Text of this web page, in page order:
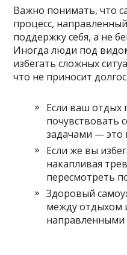
Важно понимать, что
процесс,
поддержку себя, а не
Иногда люди под
избегать сложных
что не приносит
Если ваш отдых
почувствовать
задачами — это
Если же вы
накапливая
пересмотреть
Здоровый
между отдыхом